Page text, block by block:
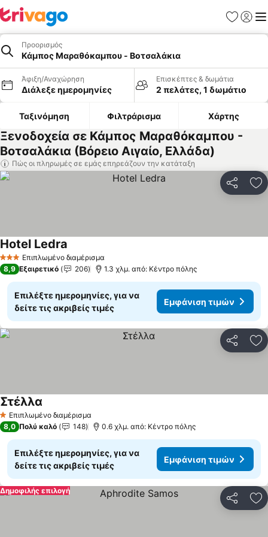
Προορισμός
Κάμπος Μαραθόκαμπου - Βοτσαλάκια
Άφιξη/Αναχώρηση
Διάλεξε ημερομηνίες
Επισκέπτες & δωμάτια
2 πελάτες, 1 δωμάτιο
Ταξινόμηση Φιλτράρισμα Χάρτης
Ξενοδοχεία σε Κάμπος Μαραθόκαμπου -
Βοτσαλάκια (Βόρειο Αιγαίο, Ελλάδα)
Πώς οι πληρωμές σε εμάς επηρεάζουν την κατάταξη
3 ΑστέριαΕπιπλωμένο διαμέρισμα
Hotel Ledra
8,9 Εξαιρετικό 206 1.3 χλμ. από: Κέντρο πόλης
Επιλέξτε ημερομηνίες, για να
δείτε τις ακριβείς τιμές
Εμφάνιση τιμών
1 Αστέρια
Επιπλωμένο διαμέρισμα
Στέλλα
8,0 Πολύ καλό 148 0.6 χλμ. από: Κέντρο πόλης
Επιλέξτε ημερομηνίες, για να
δείτε τις ακριβείς τιμές
Εμφάνιση τιμών
Δημοφιλής επιλογή